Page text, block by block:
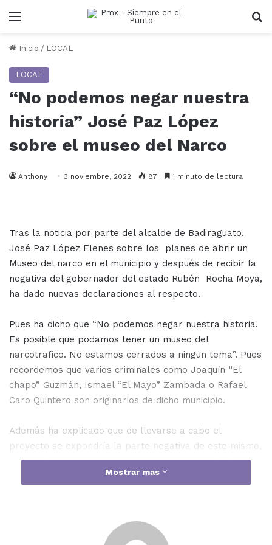
Menu
Inicio / LOCAL
LOCAL
“No podemos negar nuestra
historia” José Paz López
sobre el museo del Narco
Anthony 3 noviembre, 2022 87 1 minuto de lectura
Tras la noticia por parte del alcalde de Badiraguato,
José Paz López Elenes sobre los planes de abrir un
Museo del narco en el municipio y después de recibir la
negativa del gobernador del estado Rubén Rocha Moya,
ha dado nuevas declaraciones al respecto.
Pues ha dicho que “No podemos negar nuestra historia.
Es posible que podamos tener un museo del
narcotrafico. No estamos cerrados a ningun tema”. Pues
recordemos que varios criminales como Joaquín “El
chapo” Guzmán, Ismael “El Mayo” Zambada o Rafael
Caro Quintero son originarios de dicho municipio.
Además ha explicado que de llevarse a cabo el
proyecto se expondría la parte negativa de este mismo,
dandole perspectiva a la gente de los riesgos de dicho
estilo de vida, así como los daños del consumo de
Por último, cabe mencionar que el alacalde aún no sabe
Mostrar mas